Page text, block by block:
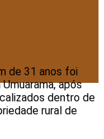
de 31 anos foi
após
dentro de
rural de